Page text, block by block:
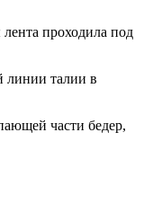
проходила под
линии талии в
части бедер,